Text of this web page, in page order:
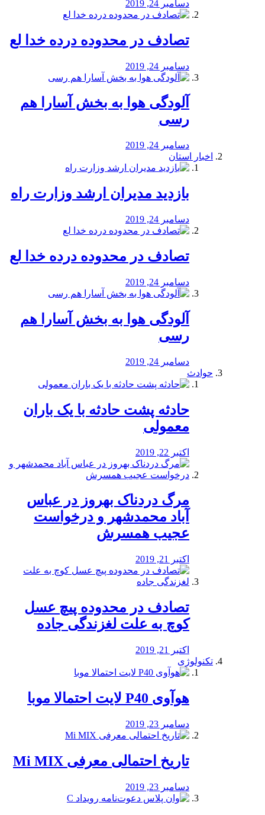
دسامبر 24, 2019
تصادف در محدوده درده خدا لع
دسامبر 24, 2019
آلودگی هوا به بخش آسارا هم
رسی
دسامبر 24, 2019
اخبار استان
بازدید مدیران ارشد وزارت راه
دسامبر 24, 2019
تصادف در محدوده درده خدا لع
دسامبر 24, 2019
آلودگی هوا به بخش آسارا هم
رسی
دسامبر 24, 2019
حوادث
️حادثه پشت حادثه با یک باران
معمولی
اکتبر 22, 2019
مرگ دردناک بهروز در عباس
آباد محمدشهر و درخواست
عجیب همسرش
اکتبر 21, 2019
تصادف در محدوده پیچ عسل
کوچ به علت لغزندگی جاده
اکتبر 21, 2019
تکنولوژی
هوآوی P40 لایت احتمالا موبا
دسامبر 23, 2019
تاریخ احتمالی معرفی Mi MIX
دسامبر 23, 2019